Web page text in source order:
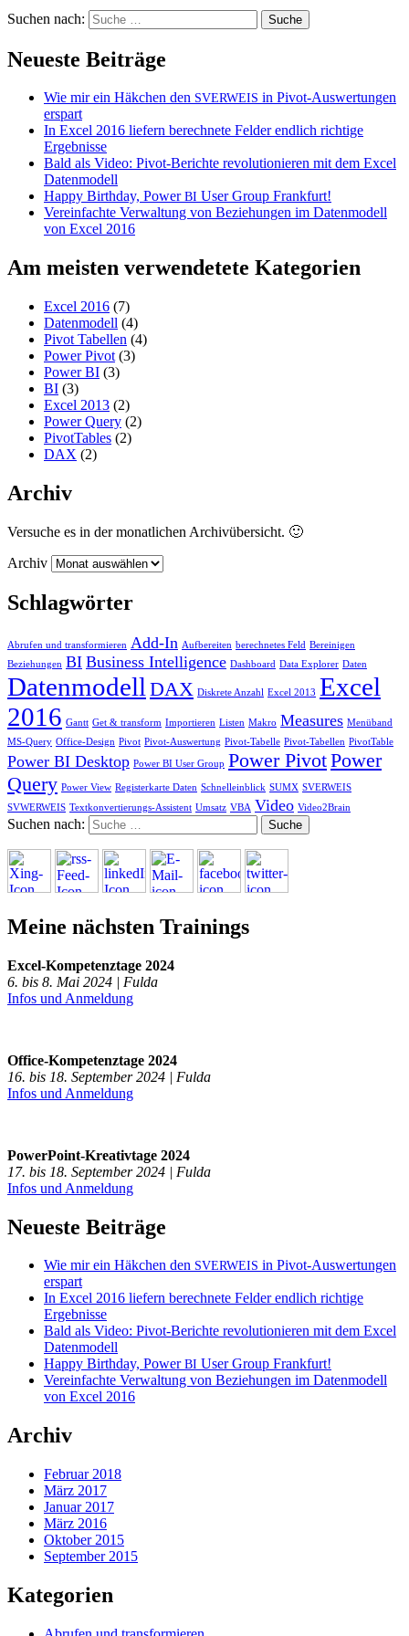
Suchen nach:
Neueste Beiträge
Wie mir ein Häkchen den SVERWEIS in Pivot-Auswertungen
erspart
In Excel 2016 liefern berechnete Felder endlich richtige
Ergebnisse
Bald als Video: Pivot-Berichte revolutionieren mit dem Excel
Datenmodell
Happy Birthday, PowerBI User Group Frankfurt!
Vereinfachte Verwaltung von Beziehungen im Datenmodell
von Excel 2016
Am meisten verwendetete Kategorien
Excel 2016 (7)
Datenmodell (4)
Pivot Tabellen (4)
Power Pivot (3)
Power BI (3)
BI (3)
Excel 2013 (2)
Power Query (2)
PivotTables (2)
DAX (2)
Archiv
Versuche es in der monatlichen Archivübersicht. 🙂
Archiv
Schlagwörter
Abrufen und transformieren Add-In Aufbereiten berechnetes Feld Bereinigen
Beziehungen BI Business Intelligence Dashboard Data Explorer Daten
Datenmodell DAX Diskrete Anzahl Excel 2013 Excel
2016 Gantt Get & transform Importieren Listen Makro Measures Menüband
MS-Query Office-Design Pivot Pivot-Auswertung Pivot-Tabelle Pivot-Tabellen PivotTable
Power BI Desktop Power BI User Group Power PivotPower
Query Power View Registerkarte Daten Schnelleinblick SUMX SVERWEIS
SVWERWEIS Textkonvertierungs-Assistent Umsatz VBA Video Video2Brain
Suchen nach:
Meine nächsten Trainings
Excel-Kompetenztage 2024
6. bis 8. Mai 2024 | Fulda
Infos und Anmeldung
Office-Kompetenztage 2024
16. bis 18. September 2024 | Fulda
Infos und Anmeldung
PowerPoint-Kreativtage 2024
17. bis 18. September 2024 | Fulda
Infos und Anmeldung
Neueste Beiträge
Wie mir ein Häkchen den SVERWEIS in Pivot-Auswertungen
erspart
In Excel 2016 liefern berechnete Felder endlich richtige
Ergebnisse
Bald als Video: Pivot-Berichte revolutionieren mit dem Excel
Datenmodell
Happy Birthday, PowerBI User Group Frankfurt!
Vereinfachte Verwaltung von Beziehungen im Datenmodell
von Excel 2016
Archiv
Februar 2018
März 2017
Januar 2017
März 2016
Oktober 2015
September 2015
Kategorien